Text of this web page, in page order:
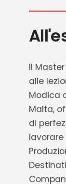
Il
alle
Modica
Malta,
di